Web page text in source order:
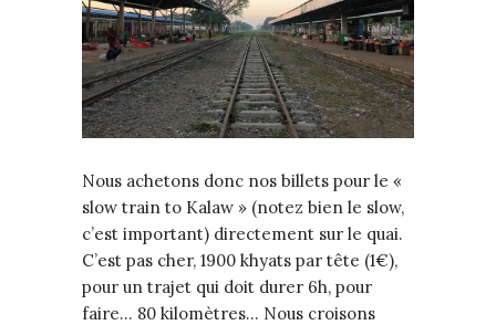
Nous achetons donc nos billets pour le «
slow train to Kalaw » (notez bien le slow,
c’est important) directement sur le quai.
C’est pas cher, 1900 khyats par tête (1€),
pour un trajet qui doit durer 6h, pour
faire… 80 kilomètres… Nous croisons